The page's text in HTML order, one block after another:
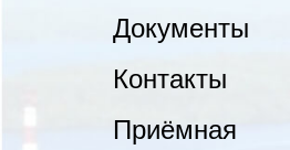
Документы
Контакты
Приёмная